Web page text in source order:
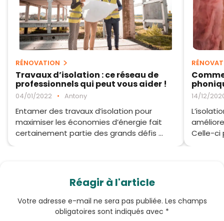
RÉNOVATION
Travaux d’isolation : ce réseau de
professionnels qui peut vous aider !
04/01/2022 • Antony
Entamer des travaux d’isolation pour
maximiser les économies d’énergie fait
certainement partie des grands défis ...
14/12/
Celle-ci
Réagir à l'article
Votre adresse e-mail ne sera pas publiée. Les champs
obligatoires sont indiqués avec *